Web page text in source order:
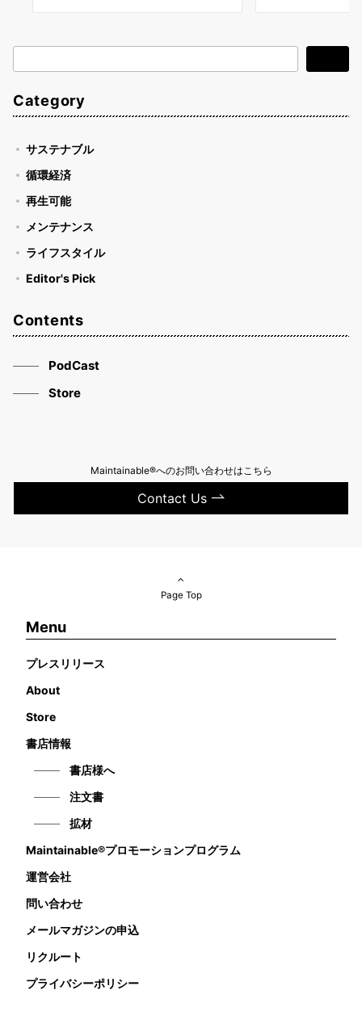
索
Category
サステナブル
循環経済
再生可能
メンテナンス
ライフスタイル
Editor's Pick
Contents
PodCast
Store
Maintainable®へのお問い合わせはこちら
Contact Us
Page Top
Menu
プレスリリース
About
Store
書店情報
書店様へ
注文書
拡材
Maintainable®プロモーションプログラム
運営会社
問い合わせ
メールマガジンの申込
リクルート
プライバシーポリシー